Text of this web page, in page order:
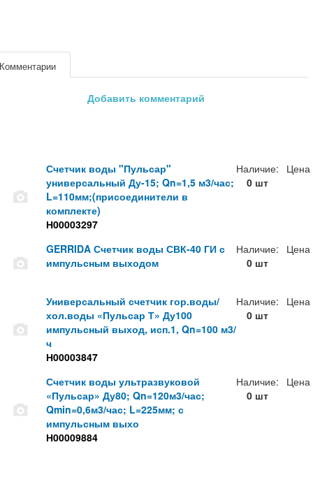
Добавить комментарий
Счетчик воды "Пульсар"
универсальный Ду-15; Qn=1,5 м3/час;
L=110мм;(присоединители в
комплекте)
Н00003297
Наличие:
0 шт
Цена
GERRIDA Счетчик воды СВК-40 ГИ с
импульсным выходом
Наличие:
0 шт
Цена
Универсальный счетчик гор.воды/
хол.воды «Пульсар Т» Ду100
импульсный выход, исп.1, Qn=100 м3/
ч
Н00003847
Наличие:
0 шт
Цена
Счетчик воды ультразвуковой
«Пульсар» Ду80; Qn=120м3/час;
Qmin=0,6м3/час; L=225мм; с
импульсным выхо
Н00009884
Наличие:
0 шт
Цена